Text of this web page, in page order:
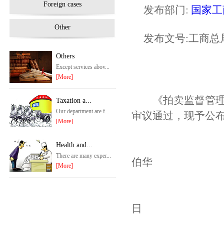
Foreign cases
Other
Others
Except services abov...
[More]
Taxation a...
Our department are f...
[More]
Health and...
There are many exper...
[More]
发布部门: 国家
发布文号:工商
《拍卖监督管理
审议通过，现予公
伯华
日